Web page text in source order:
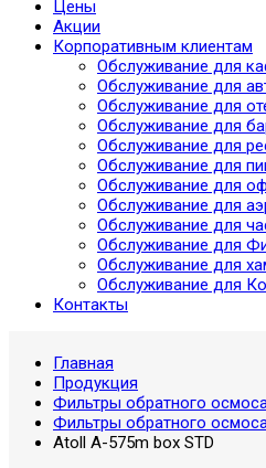
Цены
Акции
Корпоративным клиентам
Обслуживание для
Обслуживание для
Обслуживание для
Обслуживание для
Обслуживание для
Обслуживание для
Обслуживание для
Обслуживание для
Обслуживание для
Обслуживание для
Обслуживание для
Обслуживание для
Контакты
Главная
Продукция
Фильтры обратного
Фильтры обратного
Atoll A-575m box STD